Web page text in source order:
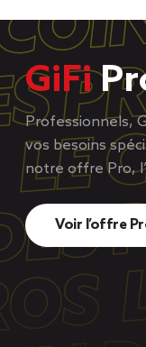
GiFi
Professionnels,
vos besoins
notre offre Pro,
Voir l’offre